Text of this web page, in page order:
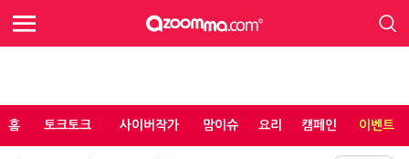
홈 토크토크 사이버작가 맘이슈 요리 캠페인 이벤트